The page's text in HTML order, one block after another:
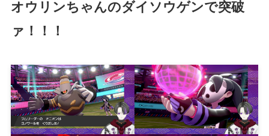
オウリンちゃんのダイソウゲンで突破
ァ！！！